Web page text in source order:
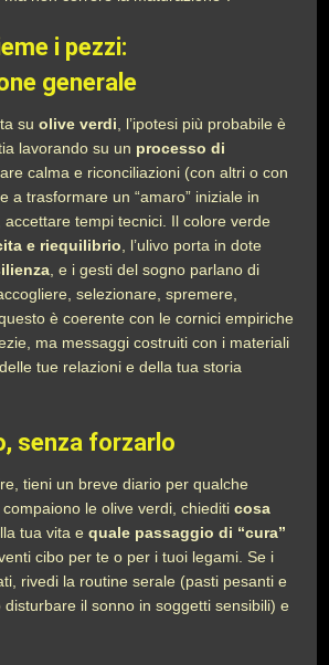
i pezzi:
generale
suolive verdi , l’ipotesi più probabile è
lavorando su un processo di
calma e riconciliazioni (con altri o con
a trasformare un “amaro” iniziale in
tempi tecnici. Il colore verde
e riequilibrio , l’ulivo porta in dote
, e i gesti del sogno parlano di
selezionare, spremere,
è coerente con le cornici empiriche
ma messaggi costruiti con i materiali
tue relazioni e della tua storia
senza forzarlo
tieni un breve diario per qualche
le olive verdi, chiediticosa
tua vita equale passaggio di “cura”
cibo per te o per i tuoi legami. Se i
rivedi la routine serale (pasti pesanti e
il sonno in soggetti sensibili) e